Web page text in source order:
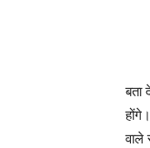
बता
वाले